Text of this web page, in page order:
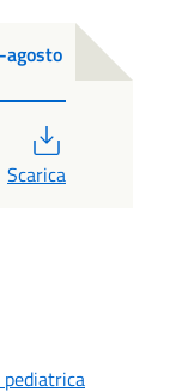
agosto
Scarica